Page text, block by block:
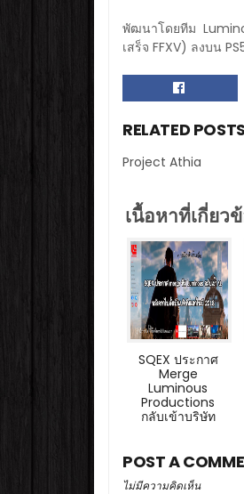
พัฒนาโดยทีม
เสร็จ FFXV) ลงบน
RELATED POSTS
Project Athia
เนื้อหาที่เกี่ยว
SQEX ประกาศ
Merge
Luminous
Productions
กลับเข้าบริษัท
POST A
ไม่มีความคิดเห็น